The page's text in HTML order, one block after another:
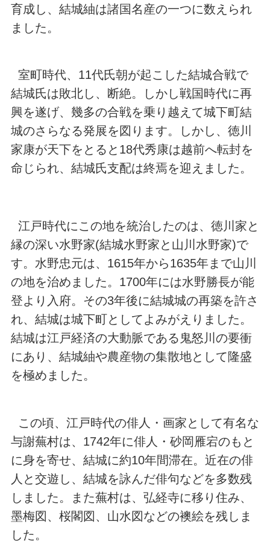
育成し、結城紬は諸国名産の一つに数えられ
ました。
室町時代、11代氏朝が起こした結城合戦で
結城氏は敗北し、断絶。しかし戦国時代に再
興を遂げ、幾多の合戦を乗り越えて城下町結
城のさらなる発展を図ります。しかし、徳川
家康が天下をとると18代秀康は越前へ転封を
命じられ、結城氏支配は終焉を迎えました。
江戸時代にこの地を統治したのは、徳川家と
縁の深い水野家(結城水野家と山川水野家)で
す。水野忠元は、1615年から1635年まで山川
の地を治めました。1700年には水野勝長が能
登より入府。その3年後に結城城の再築を許さ
れ、結城は城下町としてよみがえりました。
結城は江戸経済の大動脈である鬼怒川の要衝
にあり、結城紬や農産物の集散地として隆盛
を極めました。
この頃、江戸時代の俳人・画家として有名な
与謝蕪村は、1742年に俳人・砂岡雁宕のもと
に身を寄せ、結城に約10年間滞在。近在の俳
人と交遊し、結城を詠んだ俳句などを多数残
しました。また蕪村は、弘経寺に移り住み、
墨梅図、桜閣図、山水図などの襖絵を残しま
した。